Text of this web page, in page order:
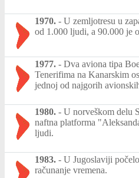
1970. - U zemljotresu u
od 1.000 ljudi, a 90.000 je
1977. - Dva aviona tipa
Tenerifima na Kanarskim
jednoj od najgorih
1980. - U norveškom delu
naftna platforma
ljudi.
1983. - U Jugoslaviji
računanje vremena.